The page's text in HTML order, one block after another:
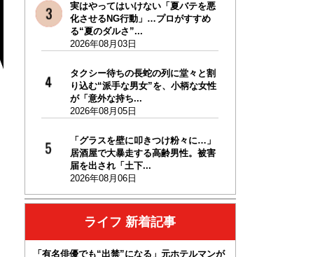
実はやってはいけない「夏バテを悪
化させるNG行動」…プロがすすめ
る“夏のダルさ”...
2026年08月03日
タクシー待ちの長蛇の列に堂々と割
り込む“派手な男女”を、小柄な女性
が「意外な持ち...
2026年08月05日
「グラスを壁に叩きつけ粉々に…」
居酒屋で大暴走する高齢男性。被害
届を出され「土下...
2026年08月06日
ライフ 新着記事
「有名俳優でも“出禁”になる」元ホテルマンが